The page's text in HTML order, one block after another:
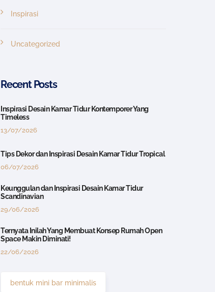
Inspirasi
Uncategorized
Recent Posts
Inspirasi Desain Kamar Tidur Kontemporer Yang
Timeless
13/07/2026
Tips Dekor dan Inspirasi Desain Kamar Tidur Tropical
06/07/2026
Keunggulan dan Inspirasi Desain Kamar Tidur
Scandinavian
29/06/2026
Ternyata Inilah Yang Membuat Konsep Rumah Open
Space Makin Diminati!
22/06/2026
bentuk mini bar minimalis